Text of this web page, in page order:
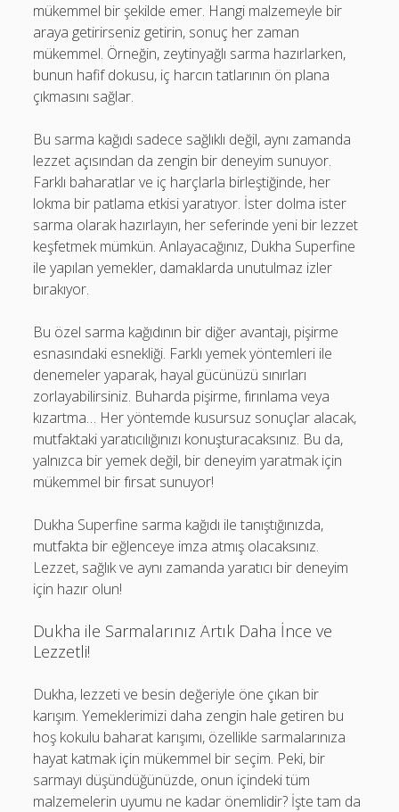
mükemmel bir şekilde emer. Hangi malzemeyle bir
araya getirirseniz getirin, sonuç her zaman
mükemmel. Örneğin, zeytinyağlı sarma hazırlarken,
bunun hafif dokusu, iç harcın tatlarının ön plana
çıkmasını sağlar.
Bu sarma kağıdı sadece sağlıklı değil, aynı zamanda
lezzet açısından da zengin bir deneyim sunuyor.
Farklı baharatlar ve iç harçlarla birleştiğinde, her
lokma bir patlama etkisi yaratıyor. İster dolma ister
sarma olarak hazırlayın, her seferinde yeni bir lezzet
keşfetmek mümkün. Anlayacağınız, Dukha Superfine
ile yapılan yemekler, damaklarda unutulmaz izler
bırakıyor.
Bu özel sarma kağıdının bir diğer avantajı, pişirme
esnasındaki esnekliği. Farklı yemek yöntemleri ile
denemeler yaparak, hayal gücünüzü sınırları
zorlayabilirsiniz. Buharda pişirme, fırınlama veya
kızartma… Her yöntemde kusursuz sonuçlar alacak,
mutfaktaki yaratıcılığınızı konuşturacaksınız. Bu da,
yalnızca bir yemek değil, bir deneyim yaratmak için
mükemmel bir fırsat sunuyor!
Dukha Superfine sarma kağıdı ile tanıştığınızda,
mutfakta bir eğlenceye imza atmış olacaksınız.
Lezzet, sağlık ve aynı zamanda yaratıcı bir deneyim
için hazır olun!
Dukha ile Sarmalarınız Artık Daha İnce ve
Lezzetli!
Dukha, lezzeti ve besin değeriyle öne çıkan bir
karışım. Yemeklerimizi daha zengin hale getiren bu
hoş kokulu baharat karışımı, özellikle sarmalarınıza
hayat katmak için mükemmel bir seçim. Peki, bir
sarmayı düşündüğünüzde, onun içindeki tüm
malzemelerin uyumu ne kadar önemlidir? İşte tam da